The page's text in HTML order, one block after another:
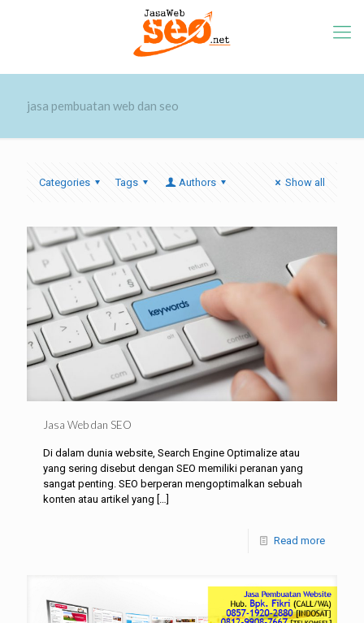
jasa pembuatan web dan seo
Categories Tags Authors Show all
Jasa Web dan SEO
Di dalam dunia website, Search Engine Optimalize atau
yang sering disebut dengan SEO memiliki peranan yang
sangat penting. SEO berperan mengoptimalkan sebuah
konten atau artikel yang […]
Read more